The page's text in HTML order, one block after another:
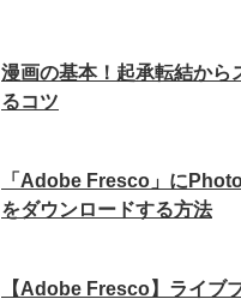
漫画の基本！起承転結から
るコツ
「Adobe Fresco」に
をダウンロードする方法
【Adobe Fresco】ライブ